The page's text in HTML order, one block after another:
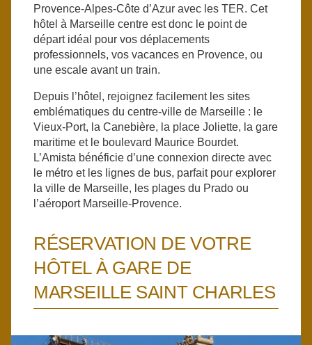
Provence-Alpes-Côte d’Azur avec les TER. Cet
hôtel à Marseille centre est donc le point de
départ idéal pour vos déplacements
professionnels, vos vacances en Provence, ou
une escale avant un train.
Depuis l’hôtel, rejoignez facilement les sites
emblématiques du centre-ville de Marseille : le
Vieux-Port, la Canebière, la place Joliette, la gare
maritime et le boulevard Maurice Bourdet.
L’Amista bénéficie d’une connexion directe avec
le métro et les lignes de bus, parfait pour explorer
la ville de Marseille, les plages du Prado ou
l’aéroport Marseille-Provence.
RÉSERVATION DE VOTRE
HÔTEL À GARE DE
MARSEILLE SAINT CHARLES